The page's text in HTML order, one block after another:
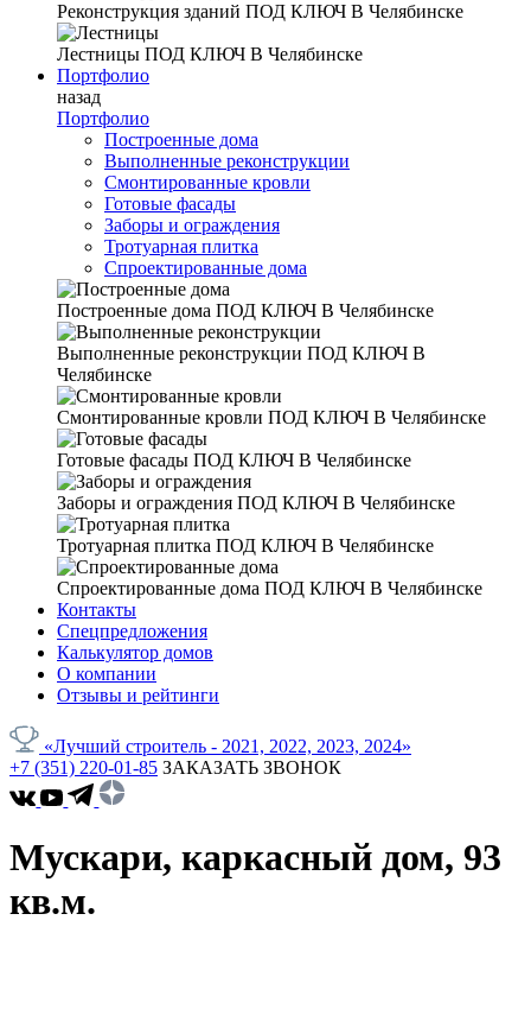
Реконструкция зданий ПОД КЛЮЧ В Челябинске
Лестницы ПОД КЛЮЧ В Челябинске
Портфолио
назад
Портфолио
Построенные дома
Выполненные реконструкции
Смонтированные кровли
Готовые фасады
Заборы и ограждения
Тротуарная плитка
Спроектированные дома
Построенные дома ПОД КЛЮЧ В Челябинске
Выполненные реконструкции ПОД КЛЮЧ В
Челябинске
Смонтированные кровли ПОД КЛЮЧ В Челябинске
Готовые фасады ПОД КЛЮЧ В Челябинске
Заборы и ограждения ПОД КЛЮЧ В Челябинске
Тротуарная плитка ПОД КЛЮЧ В Челябинске
Спроектированные дома ПОД КЛЮЧ В Челябинске
Контакты
Спецпредложения
Калькулятор домов
О компании
Отзывы и рейтинги
«Лучший строитель - 2021, 2022, 2023, 2024»
+7 (351) 220-01-85 ЗАКАЗАТЬ ЗВОНОК
Мускари, каркасный дом, 93
кв.м.